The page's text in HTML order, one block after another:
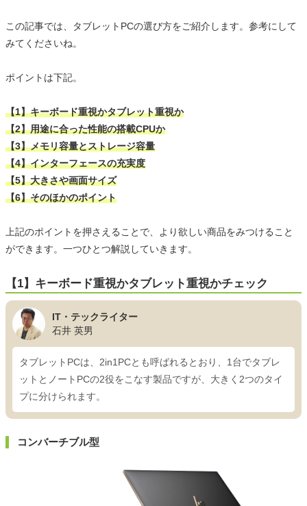
この記事では、タブレットPCの選び方をご紹介します。参考にして
みてくださいね。
ポイントは下記。
【1】キーボード重視かタブレット重視か
【2】用途に合った性能の搭載CPUか
【3】メモリ容量とストレージ容量
【4】インターフェースの充実度
【5】大きさや画面サイズ
【6】そのほかのポイント
上記のポイントを押さえることで、より欲しい商品をみつけること
ができます。一つひとつ解説していきます。
【1】キーボード重視かタブレット重視かチェック
IT・テックライター
石井 英男
タブレットPCは、2in1PCとも呼ばれるとおり、1台でタブレ
ットとノートPCの2役をこなす製品ですが、大きく2つのタイ
プに分けられます。
コンバーチブル型